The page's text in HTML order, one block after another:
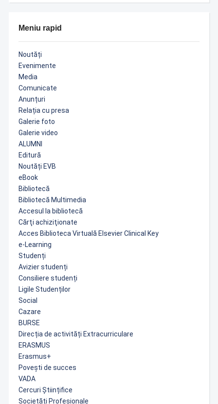
Meniu rapid
Noutăți
Evenimente
Media
Comunicate
Anunțuri
Relația cu presa
Galerie foto
Galerie video
ALUMNI
Editură
Noutăți EVB
eBook
Bibliotecă
Bibliotecă Multimedia
Accesul la bibliotecă
Cărţi achiziţionate
Acces Biblioteca Virtuală Elsevier Clinical Key
e-Learning
Studenți
Avizier studenți
Consiliere studenți
Ligile Studenților
Social
Cazare
BURSE
Direcția de activități Extracurriculare
ERASMUS
Erasmus+
Povești de succes
VADA
Cercuri Științifice
Societăți Profesionale